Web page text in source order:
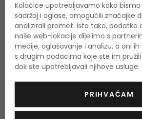
OSTALI PROIZVODI IZ
Versace Pour
Kolačiće upotrebljavamo kako bismo
sadržaj i oglase, omogućili značajke
analizirali promet. Isto tako, podatke
naše web-lokacije dijelimo s
medije, oglašavanje i analizu, a oni
s drugim podacima koje ste im pružili
dok ste upotrebljavali njihove usluge.
PRIHVAĆAM